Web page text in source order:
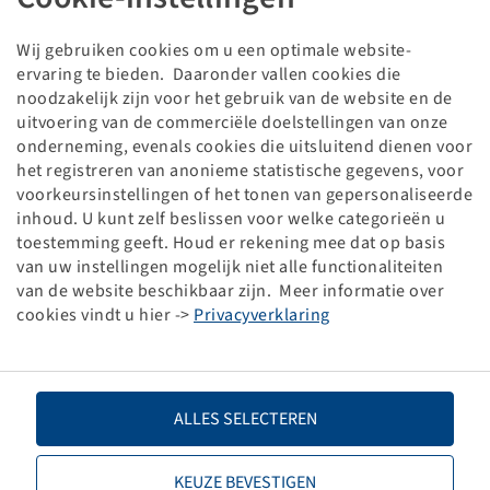
Wij gebruiken cookies om u een optimale website-
ervaring te bieden. Daaronder vallen cookies die
noodzakelijk zijn voor het gebruik van de website en de
uitvoering van de commerciële doelstellingen van onze
onderneming, evenals cookies die uitsluitend dienen voor
het registreren van anonieme statistische gegevens, voor
voorkeursinstellingen of het tonen van gepersonaliseerde
inhoud. U kunt zelf beslissen voor welke categorieën u
toestemming geeft. Houd er rekening mee dat op basis
van uw instellingen mogelijk niet alle functionaliteiten
van de website beschikbaar zijn. Meer informatie over
cookies vindt u hier -> Privacyverklaring
ALLES SELECTEREN
KEUZE BEVESTIGEN
Biba 7.00 - 12, (stk 23)
(8.00-12)
Verpakkingseenheid: 23 stuk
Prijzen en voorraden zichtbaar naInloggen.
Technische gegevens
Artikelnummer 26010020
Maat binnenband 7.00 - 12
TR 13
Dong Ah